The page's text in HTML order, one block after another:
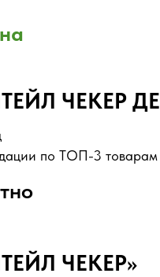
ЧЕКЕР
по ТОП-3 товарам
ЧЕКЕР»